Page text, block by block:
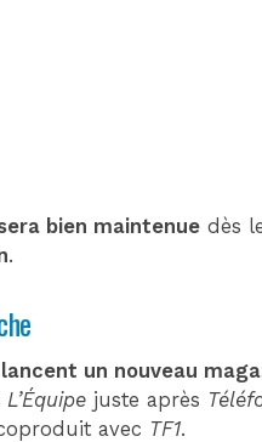
bien maintenue dès
.
un nouveau
L’Équipe juste après
avec TF1.